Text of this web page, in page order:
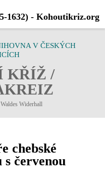
V ČESKÝCH
KŘÍŽ /
Widerhall
chebské
červenou
1632) - Kohoutikriz.org